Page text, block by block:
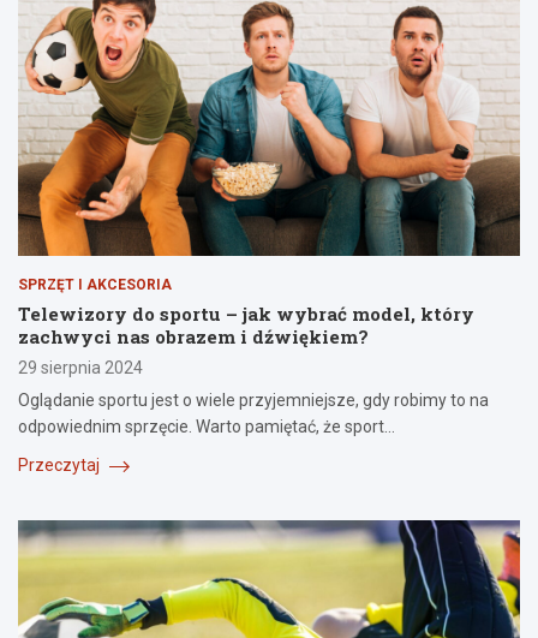
SPRZĘT I AKCESORIA
Telewizory do sportu – jak wybrać model, który
zachwyci nas obrazem i dźwiękiem?
29 sierpnia 2024
Oglądanie sportu jest o wiele przyjemniejsze, gdy robimy to na
odpowiednim sprzęcie. Warto pamiętać, że sport…
Przeczytaj